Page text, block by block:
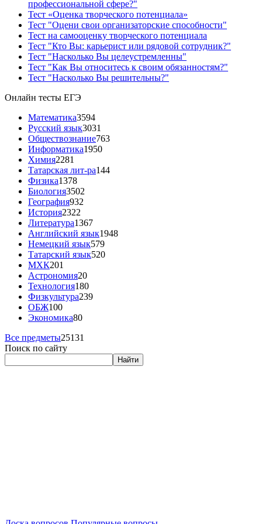
профессиональной сфере?"
Тест «Оценка творческого потенциала»
Тест "Оцени свои организаторские способности"
Тест на самооценку творческого потенциала
Тест "Кто Вы: карьерист или рядовой сотрудник?"
Тест "Насколько Вы целеустремленны"
Тест "Как Вы относитесь к своим обязанностям?"
Тест "Насколько Вы решительны?"
Онлайн тесты ЕГЭ
Математика3594
Русский язык3031
Обществознание763
Информатика1950
Химия2281
Татарская лит-ра144
Физика1378
Биология3502
География932
История2322
Литература1367
Английский язык1948
Немецкий язык579
Татарский язык520
МХК201
Астрономия20
Технология180
Физкультура239
ОБЖ100
Экономика80
Все предметы25131
Поиск по сайту
Найти